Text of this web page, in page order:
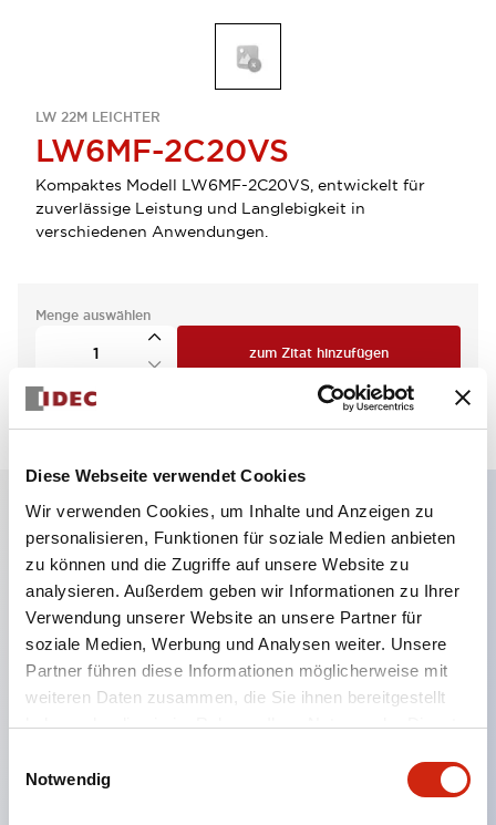
Diese Webseite verwendet Cookies
Wir verwenden Cookies, um Inhalte und Anzeigen zu
personalisieren, Funktionen für soziale Medien anbieten
zu können und die Zugriffe auf unsere Website zu
analysieren. Außerdem geben wir Informationen zu Ihrer
Verwendung unserer Website an unsere Partner für
soziale Medien, Werbung und Analysen weiter. Unsere
Partner führen diese Informationen möglicherweise mit
weiteren Daten zusammen, die Sie ihnen bereitgestellt
haben oder die sie im Rahmen Ihrer Nutzung der Dienste
Notwendig
LW 22M LEICHTER
LW6MF-2C20VS
Kompaktes Modell LW6MF-2C20VS, entwickelt für
zuverlässige Leistung und Langlebigkeit in
verschiedenen Anwendungen.
Menge auswählen
zum Zitat hinzufügen
Hauptmerkmale
Eine dichte Montage in Gruppen ist möglich, und
das An- und Abstecken der Kontakt-Einheit ist
auch bei der dichten Montage in Gruppen einfach
durchführbar.
das An- und Abnehmen des Verriegelungshebels.
Schutzart ist Spritzwassergeschützt, IP65 (IEC